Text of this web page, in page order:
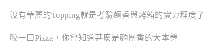
沒有華麗的Topping就是考驗麵香與烤箱的實力程度了
咬一口Pizza，你會知道甚麼是麵團香的大本營